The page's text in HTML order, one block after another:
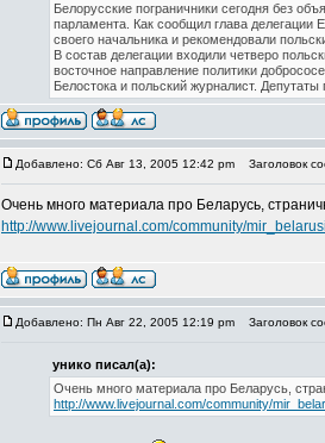
Белорусские пограничники сегодня без
парламента. Как сообщил глава делегации
своего начальника и рекомендовали
В состав делегации входили четверо
восточное направление политики
Белостока и польский журналист.
Добавлено: Сб Авг 13, 2005 12:42 pm Заголовок
Очень много материала про Беларусь,
http://www.livejournal.com/community/
Добавлено: Пн Авг 22, 2005 12:19 pm Заголовок
унико писал(а):
Очень много материала про Беларусь,
http://www.livejournal.com/community/